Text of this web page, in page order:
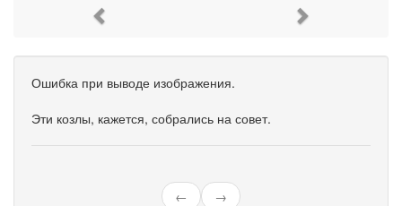
Ошибка при выводе изображения.
Эти козлы, кажется, собрались на совет.
← →